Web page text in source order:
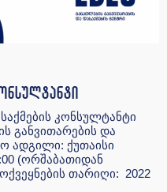
კონსულტანტი
განვითარების და
ადგილი: ქუთაისი
(ორშაბათიდან
თარიღი: 2022